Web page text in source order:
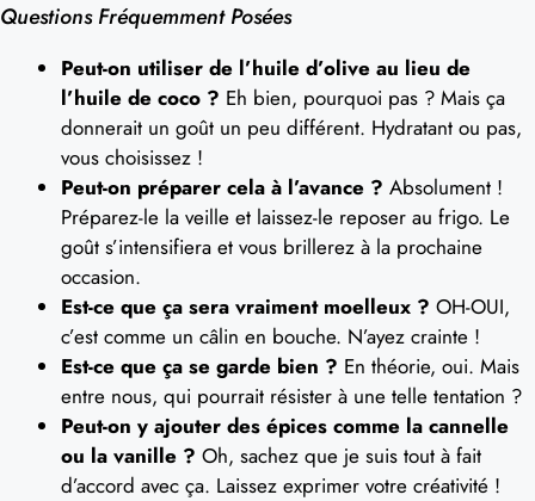
Questions Fréquemment Posées
Peut-on utiliser de l’huile d’olive au lieu de
l’huile de coco ? Eh bien, pourquoi pas ? Mais ça
donnerait un goût un peu différent. Hydratant ou pas,
vous choisissez !
Peut-on préparer cela à l’avance ? Absolument !
Préparez-le la veille et laissez-le reposer au frigo. Le
goût s’intensifiera et vous brillerez à la prochaine
occasion.
Est-ce que ça sera vraiment moelleux ? OH-OUI,
c’est comme un câlin en bouche. N’ayez crainte !
Est-ce que ça se garde bien ? En théorie, oui. Mais
entre nous, qui pourrait résister à une telle tentation ?
Peut-on y ajouter des épices comme la cannelle
ou la vanille ? Oh, sachez que je suis tout à fait
d’accord avec ça. Laissez exprimer votre créativité !